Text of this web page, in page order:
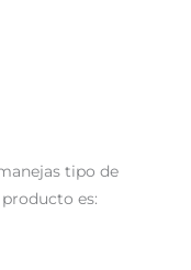
tipo de
es: